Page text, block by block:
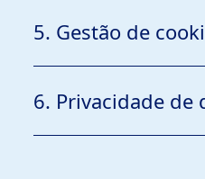
5. Gestão de
6. Privacidade de